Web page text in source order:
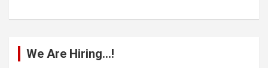
We Are Hiring…!